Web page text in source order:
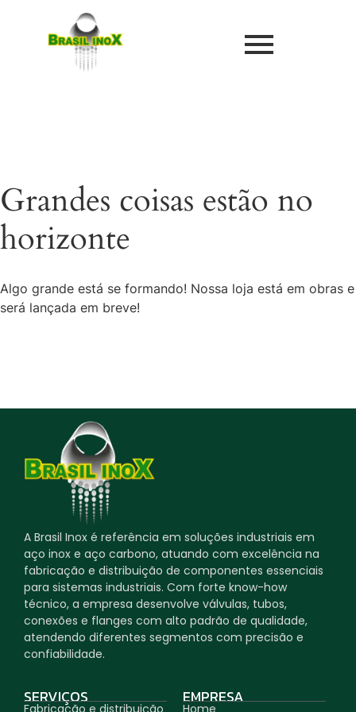
Grandes coisas estão no
horizonte
Algo grande está se formando! Nossa loja está em obras e
será lançada em breve!
A Brasil Inox é referência em soluções industriais em
aço inox e aço carbono, atuando com excelência na
fabricação e distribuição de componentes essenciais
para sistemas industriais. Com forte know-how
técnico, a empresa desenvolve válvulas, tubos,
conexões e flanges com alto padrão de qualidade,
atendendo diferentes segmentos com precisão e
confiabilidade.
SERVIÇOS
Fabricação e distribuição
EMPRESA
Home